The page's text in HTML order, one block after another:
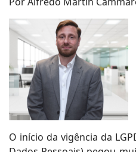
O início da vigência da